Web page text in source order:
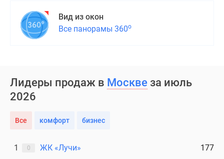
Вид из окон
Все панорамы 360о
Лидеры продаж в Москве за июль
2026
Все комфорт бизнес
1 0 ЖК «Лучи» 177